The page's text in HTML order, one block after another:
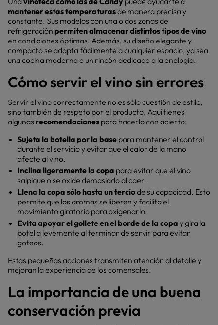
mantener estas temperaturasde manera precisa y
constante. Sus modelos con una o dos zonas de
refrigeración permitenalmacenar distintos tipos de vino
en condiciones óptimas. Además, su diseño elegante y
compacto se adapta fácilmente a cualquier espacio, ya sea
una cocina moderna o un rincón dedicado a la enología.
Cómo servir el vino sin errores
Servir el vino correctamente no es sólo cuestión de estilo,
sino también de respeto por el producto. Aquí tienes
algunas recomendaciones para hacerlo con acierto:
Sujeta la botella por la base para mantener el control
durante el servicio y evitar que el calor de la mano
afecte al vino.
Inclina ligeramente la copa para evitar que el vino
salpique o se oxide demasiado al caer.
Llena la copa sólo hasta un terciode su capacidad. Esto
permite que los aromas se liberen y facilita el
movimiento giratorio para oxigenarlo.
Evita apoyar el gollete en el borde de la copa y gira la
botella levemente al terminar de servir para evitar
goteos.
Estas pequeñas acciones transmiten atención al detalle y
mejoran la experiencia de los comensales.
La importancia de una buena
conservación previa